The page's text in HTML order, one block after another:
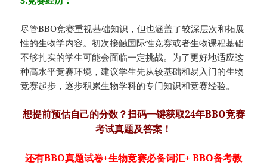
尽管BBO竞赛重视基础知识，但也涵盖了较深层次和拓展
性的生物学内容。初次接触国际性竞赛或者生物课程基础
不够扎实的学生可能会面临一定挑战。为了更好地适应这
种高水平竞赛环境，建议学生先从较基础和易入门的生物
竞赛起步，逐步积累生物学科的专门知识和竞赛经验。
想提前预估自己的分数？扫码一键获取24年BBO竞赛
考试真题及答案！
还有BBO真题试卷+生物竞赛必备词汇+ BBO备考教